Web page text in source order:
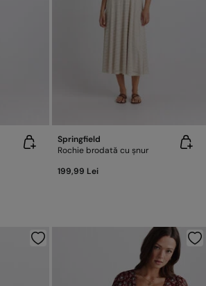
Springfield
Rochie brodată cu șnur
199,99 Lei